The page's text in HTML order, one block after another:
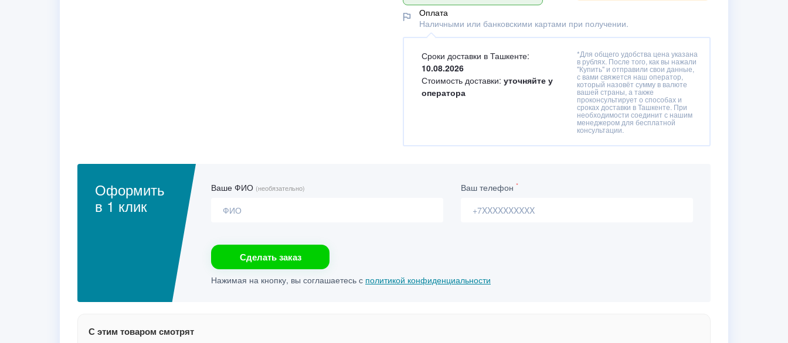
Оплата
Наличными или банковскими картами при получении.
Сроки доставки в Ташкенте:
10.08.2026
Стоимость доставки: уточняйте у
оператора
*Для общего удобства цена указана
в рублях. После того, как вы нажали
"Купить" и отправили свои данные,
с вами свяжется наш оператор,
который назовёт сумму в валюте
вашей страны, а также
проконсультирует о способах и
сроках доставки в Ташкенте. При
необходимости соединит с нашим
менеджером для бесплатной
консультации.
Оформить
в 1 клик
Ваше ФИО (необязательно) Ваш телефон *
Сделать заказ
Нажимая на кнопку, вы соглашаетесь с политикой конфиденциальности
С этим товаром смотрят